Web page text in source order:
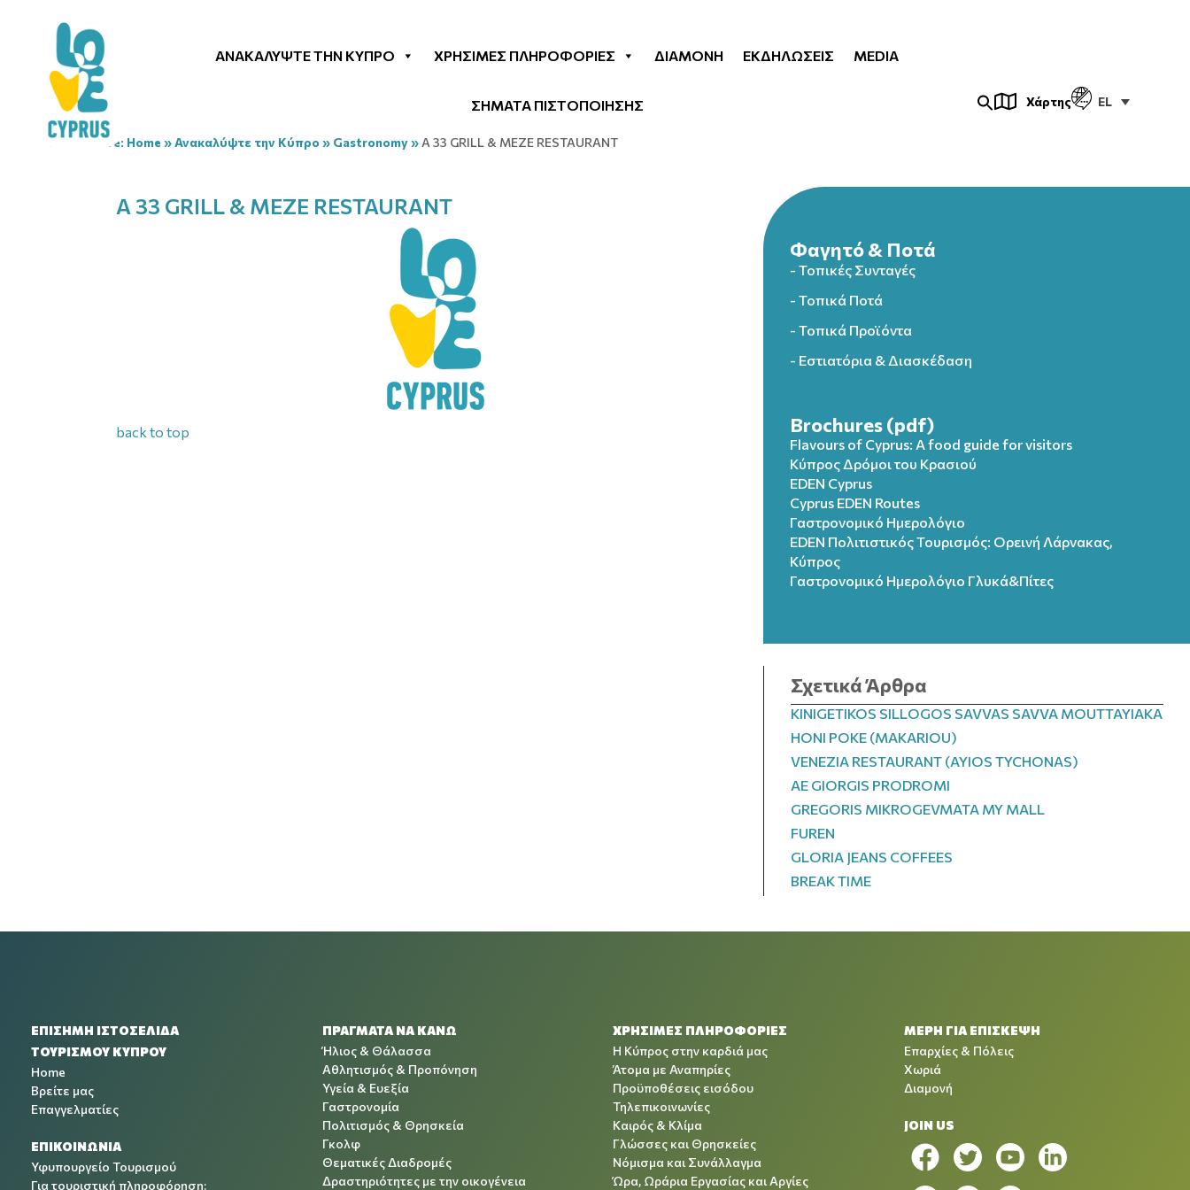
ΑΝΑΚΑΛΎΨΤΕ ΤΗΝ ΚΎΠΡΟ ΧΡΉΣΙΜΕΣ ΠΛΗΡΟΦΟΡΊΕΣ ΔΙΑΜΟΝΉ ΕΚΔΗΛΏΣΕΙΣ MEDIA
ΣΗΜΑΤΑ ΠΙΣΤΟΠΟΙΗΣΗΣ Χάρτης EL
You are here: Home »Ανακαλύψτε την Κύπρο » Gastronomy» A 33 GRILL & MEZE RESTAURANT
A 33 GRILL & MEZE RESTAURANT
back to top
Φαγητό & Ποτά
- Τοπικές Συνταγές
- Τοπικά Ποτά
- Τοπικά Προϊόντα
- Εστιατόρια & Διασκέδαση
Brochures (pdf)
Flavours of Cyprus: A food guide for visitors
Κύπρος Δρόμοι του Κρασιού
EDEN Cyprus
Cyprus EDEN Routes
Γαστρονομικό Ημερολόγιο
EDEN Πολιτιστικός Τουρισμός: Ορεινή Λάρνακας,
Κύπρος
Γαστρονομικό Ημερολόγιo Γλυκά&Πίτες
Σχετικά Άρθρα
KINIGETIKOS SILLOGOS SAVVAS SAVVA MOUTTAYIAKA
HONI POKE (MAKARIOU)
VENEZIA RESTAURANT (AYIOS TYCHONAS)
AE GIORGIS PRODROMI
GREGORIS MIKROGEVMATA MY MALL
FUREN
GLORIA JEANS COFFEES
BREAK TIME
ΕΠΙΣΗΜΗ ΙΣΤΟΣΕΛΙΔΑ
ΤΟΥΡΙΣΜΟΥ ΚΥΠΡΟΥ
Home
Βρείτε μας
Επαγγελματίες
ΕΠΙΚΟΙΝΩΝΙΑ
Υφυπουργείο Τουρισμού
Για τουριστική πληροφόρηση:
ΠΡΑΓΜΑΤΑ ΝΑ ΚΑΝΩ
Ήλιος & Θάλασσα
Αθλητισμός & Προπόνηση
Υγεία & Ευεξία
Γαστρονομία
Πολιτισμός & Θρησκεία
Γκολφ
Θεματικές Διαδρομές
Δραστηριότητες με την οικογένεια
ΧΡΉΣΙΜΕΣ ΠΛΗΡΟΦΟΡΊΕΣ
Η Κύπρος στην καρδιά μας
Άτομα με Αναπηρίες
Προϋποθέσεις εισόδου
Τηλεπικοινωνίες
Καιρός & Κλίμα
Γλώσσες και Θρησκείες
Νόμισμα και Συνάλλαγμα
Ώρα, Ωράρια Εργασίας και Αργίες
ΜΕΡΗ ΓΙΑ ΕΠΙΣΚΕΨΗ
Επαρχίες & Πόλεις
Χωριά
Διαμονή
JOIN US